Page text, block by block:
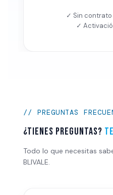
✓ Sin contrato
✓
// PREGUNTAS
¿Tienes preguntas?
Todo lo que necesitas
BLIVALE.